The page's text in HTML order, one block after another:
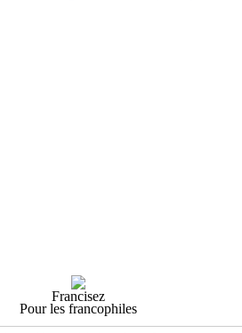
Francisez
Pour les francophiles